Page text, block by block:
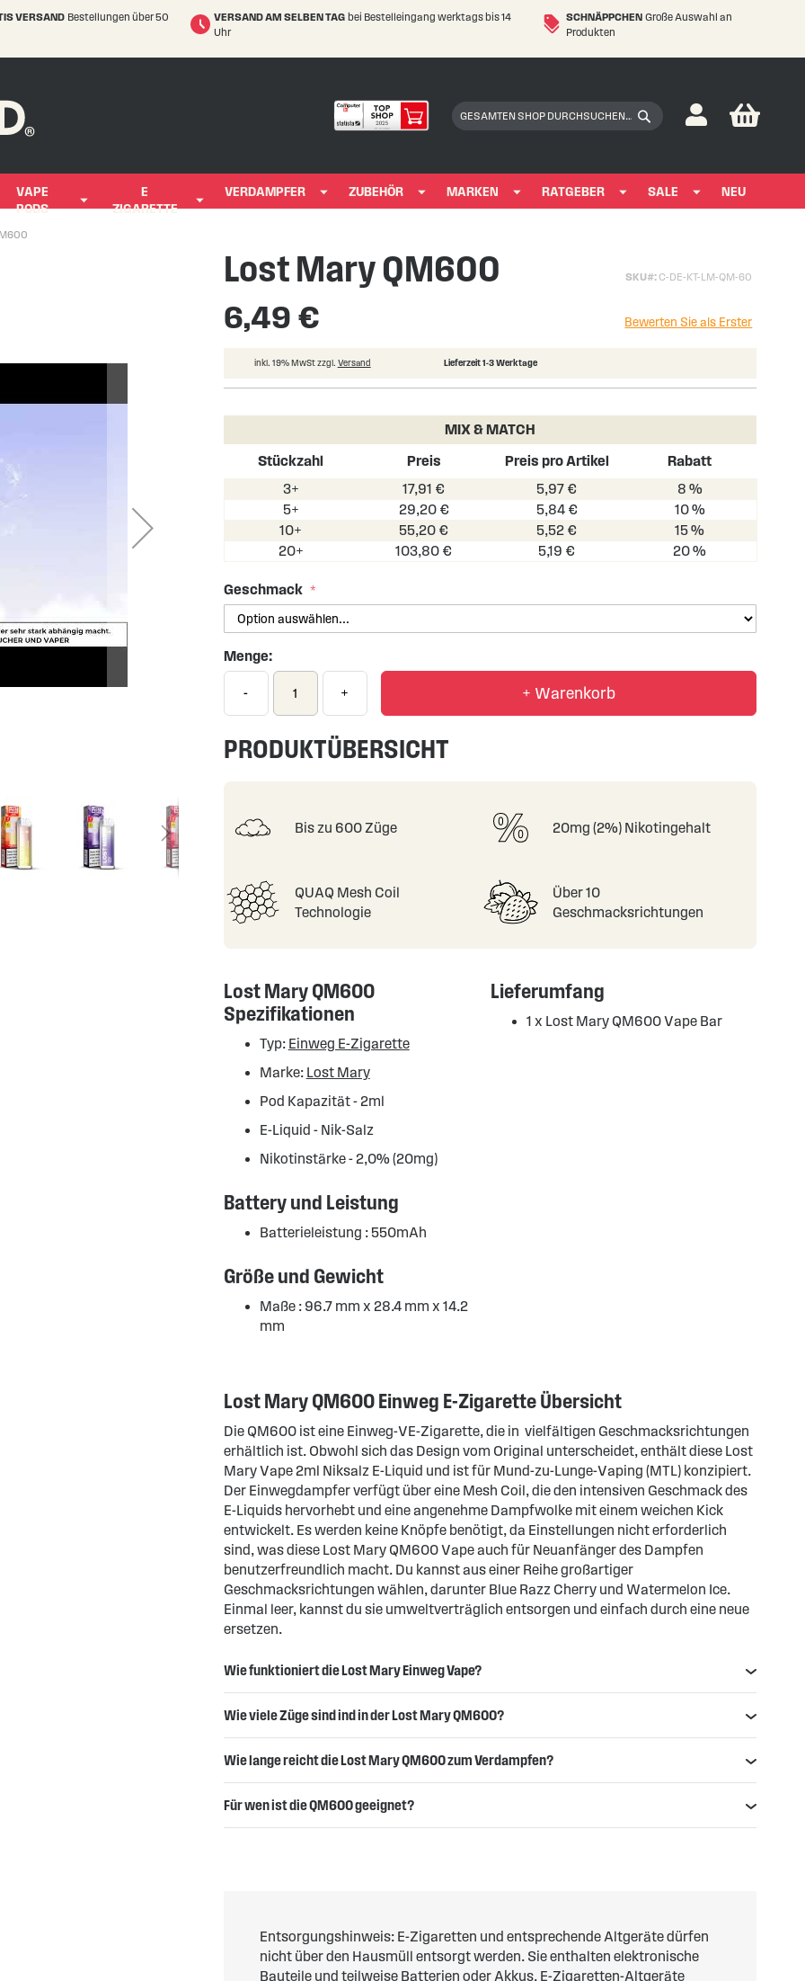
VERSAND Bestellungen über 50
VERSAND AM SELBEN TAG bei Bestelleingang werktags bis 14
Uhr
SCHNÄPPCHEN Große Auswahl an
Produkten
Suchen
My
VAPE
PODS
E
ZIGARETTE
VERDAMPFER ZUBEHÖR MARKEN RATGEBER SALE NEU
Lost Mary QM600 SKU C-DE-KT-LM-QM-60
6,49 € Bewerten Sie als Erster
inkl. 19% MwSt zzgl. Versand Lieferzeit 1-3 Werktage
MIX & MATCH
Stückzahl Preis Preis pro Artikel
Rabatt
3+
17,91 € 5,97 €
8 %
5+
29,20 € 5,84 €
10 %
10+
55,20 € 5,52 €
15 %
20+
103,80 € 5,19 € 20 %
Geschmack
Menge:
- + + Warenkorb
PRODUKTÜBERSICHT
Bis zu 600 Züge 20mg (2%) Nikotingehalt
QUAQ Mesh Coil
Technologie
Über 10
Geschmacksrichtungen
Lost Mary QM600
Spezifikationen
Typ: Einweg E-Zigarette
Marke: Lost Mary
Pod Kapazität - 2ml
E-Liquid - Nik-Salz
Nikotinstärke - 2,0% (20mg)
Battery und Leistung
Batterieleistung : 550mAh
Größe und Gewicht
Maße : 96.7 mm x 28.4 mm x 14.2
mm
Lieferumfang
1 x Lost Mary QM600 Vape Bar
Lost Mary QM600 Einweg E-Zigarette Übersicht
Die QM600 ist eine Einweg-VE-Zigarette, die in vielfältigen Geschmacksrichtungen
erhältlich ist. Obwohl sich das Design vom Original unterscheidet, enthält diese Lost
Mary Vape 2ml Niksalz E-Liquid und ist für Mund-zu-Lunge-Vaping (MTL) konzipiert.
Der Einwegdampfer verfügt über eine Mesh Coil, die den intensiven Geschmack des
E-Liquids hervorhebt und eine angenehme Dampfwolke mit einem weichen Kick
entwickelt. Es werden keine Knöpfe benötigt, da Einstellungen nicht erforderlich
sind, was diese Lost Mary QM600 Vape auch für Neuanfänger des Dampfen
benutzerfreundlich macht. Du kannst aus einer Reihe großartiger
Geschmacksrichtungen wählen, darunter Blue Razz Cherry und Watermelon Ice.
Einmal leer, kannst du sie umweltverträglich entsorgen und einfach durch eine neue
ersetzen.
Wie funktioniert die Lost Mary Einweg Vape?
Wie viele Züge sind ind in der Lost Mary QM600?
Wie lange reicht die Lost Mary QM600 zum Verdampfen?
Für wen ist die QM600 geeignet?
Entsorgungshinweis: E-Zigaretten und entsprechende Altgeräte dürfen
nicht über den Hausmüll entsorgt werden. Sie enthalten elektronische
Bauteile und teilweise Batterien oder Akkus. E-Zigaretten-Altgeräte